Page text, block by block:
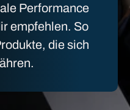
Performance
empfehlen. So
die sich